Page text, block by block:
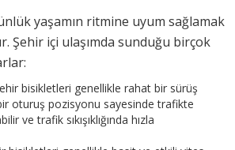
yaşamın ritmine uyum sağlamak
Şehir içi ulaşımda sunduğu birçok
bisikletleri genellikle rahat bir sürüş
oturuş pozisyonu sayesinde trafikte
ve trafik sıkışıklığında hızla